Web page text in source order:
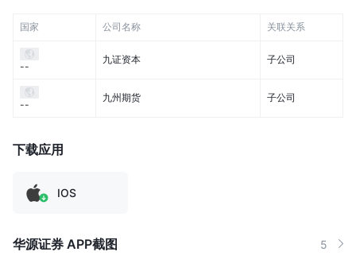
国家 公司名称 关联关系
--
九证资本 子公司
--
九州期货 子公司
下载应用
IOS
华源证券 APP截图 5